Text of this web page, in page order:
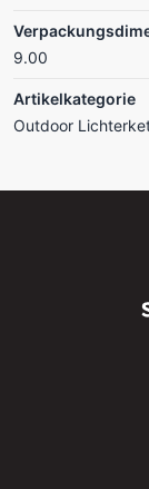
9.00
Artikelkategorie
Outdoor